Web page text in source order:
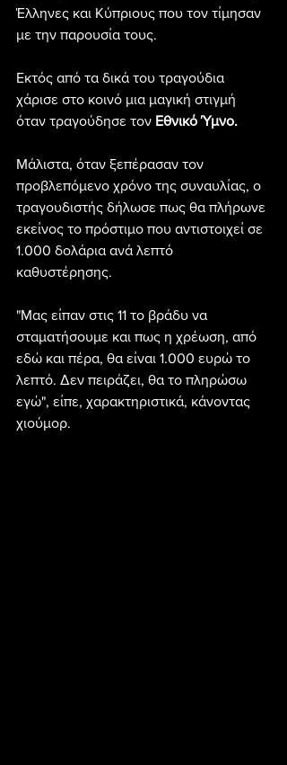
Έλληνες και Κύπριους που τον τίμησαν
με την παρουσία τους.
Εκτός από τα δικά του τραγούδια
χάρισε στο κοινό μια μαγική στιγμή
όταν τραγούδησε τον Εθνικό Ύμνο.
Μάλιστα, όταν ξεπέρασαν τον
προβλεπόμενο χρόνο της συναυλίας, ο
τραγουδιστής δήλωσε πως θα πλήρωνε
εκείνος το πρόστιμο που αντιστοιχεί σε
1.000 δολάρια ανά λεπτό
καθυστέρησης.
"Μας είπαν στις 11 το βράδυ να
σταματήσουμε και πως η χρέωση, από
εδώ και πέρα, θα είναι 1.000 ευρώ το
λεπτό. Δεν πειράζει, θα το πληρώσω
εγώ", είπε, χαρακτηριστικά, κάνοντας
χιούμορ.